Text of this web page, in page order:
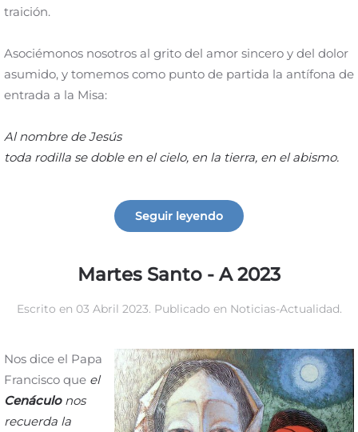
traición.
Asociémonos nosotros al grito del amor sincero y del dolor
asumido, y tomemos como punto de partida la antífona de
entrada a la Misa:
Al nombre de Jesús
toda rodilla se doble en el cielo, en la tierra, en el abismo.
Seguir leyendo
Martes Santo - A 2023
Escrito en 03 Abril 2023. Publicado en Noticias-Actualidad.
Nos dice el Papa
Francisco que el
Cenáculonos
recuerda la